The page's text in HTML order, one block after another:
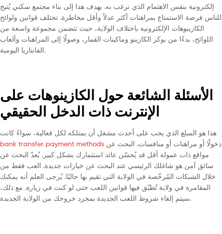
إلكترونية بنفس الاهتمام الذي نرغب به. يهدف هذا إلى بناء مجتمع سكني يُتيح
للناس فرصة الاستمتاع بمراهنات أكثر عدلاً وأقل مخاطرة. تختلف قوانين ولوائح
الكازينوهات الإلكترونية باختلاف الولاية، حيث تتضمن مجموعة واسعة من
اللوائح، بدءًا من بوكر الكازينو وماكينات القمار، وصولًا إلى المراهنات وألعاب
الفانتازيا اليومية.
الأسئلة الشائعة حول الكازينوهات على
الإنترنت ذات الدخل الحقيقي
هذا هو المبلغ الذي يجب على أحدث مشغل أن يمتلكه لكل فعالية، سواءً كانت
bank transfer payment methods
مواقع ذات عمولة أقل قد يُحسّن عائد استثمارك بشكل كبير. يُعدّ البحث عن
سائق آمن هو شاغلك الرئيسي عند البحث عن خيارات جديدة. العب فقط من
خلال الشبكات المُرخّصة في الولاية التي تقيم بها حاليًا. يُرجى العلم أنه يمكنك
المقامرة في ولاية تُطبّق فيها قوانين اللعب حتى لو كنت في زيارة. مع ذلك،
سيتم إلغاء شروط اللعب الجديدة بمجرد خروجك من الولاية الجديدة.